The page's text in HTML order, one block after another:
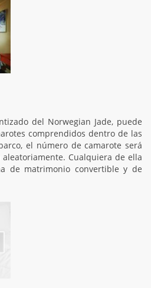
del Norwegian Jade, puede
comprendidos dentro de las
el número de camarote será
Cualquiera de ella
de matrimonio convertible y de